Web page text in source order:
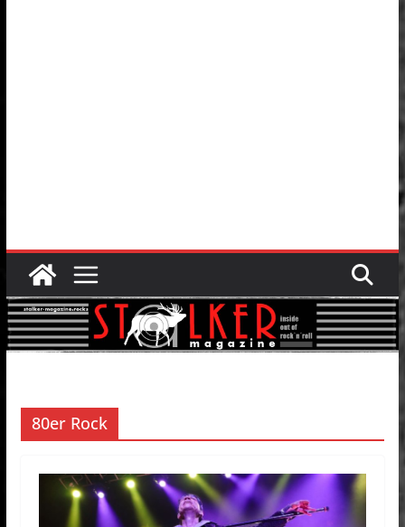
80er Rock